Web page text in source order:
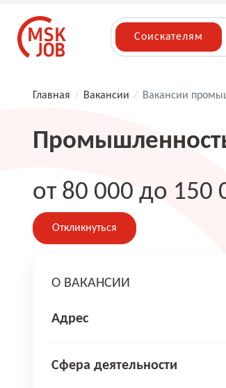
Соискателям
Главная / Вакансии / Вакансии
от 80 000 до 150
Откликнуться
О ВАКАНСИИ
Адрес
Сфера деятельности